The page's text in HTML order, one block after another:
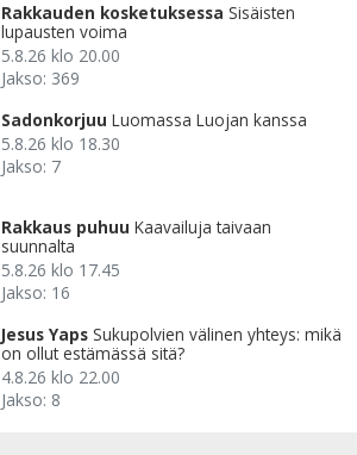
Rakkauden kosketuksessa Sisäisten
lupausten voima
5.8.26 klo 20.00
Jakso: 369
Sadonkorjuu Luomassa Luojan kanssa
5.8.26 klo 18.30
Jakso: 7
Rakkaus puhuu Kaavailuja taivaan
suunnalta
5.8.26 klo 17.45
Jakso: 16
Jesus Yaps Sukupolvien välinen yhteys: mikä
on ollut estämässä sitä?
4.8.26 klo 22.00
Jakso: 8